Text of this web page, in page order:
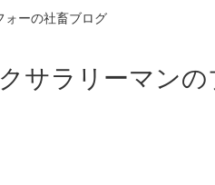
ォーの社畜ブログ
サラリーマンの